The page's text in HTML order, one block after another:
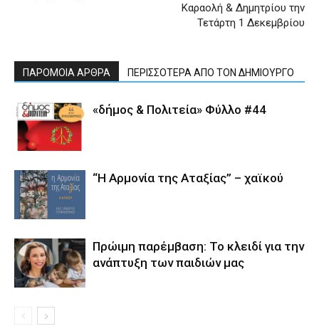
Καραολή & Δημητρίου την
Τετάρτη 1 Δεκεμβρίου
ΠΑΡΟΜΟΙΑ ΑΡΘΡΑ ΠΕΡΙΣΣΟΤΕΡΑ ΑΠΟ ΤΟΝ ΔΗΜΙΟΥΡΓΟ
«δήμος & Πολιτεία» Φύλλο #44
“Η Αρμονία της Αταξίας” – χαϊκού
Πρώιμη παρέμβαση: Το κλειδί για την
ανάπτυξη των παιδιών µας